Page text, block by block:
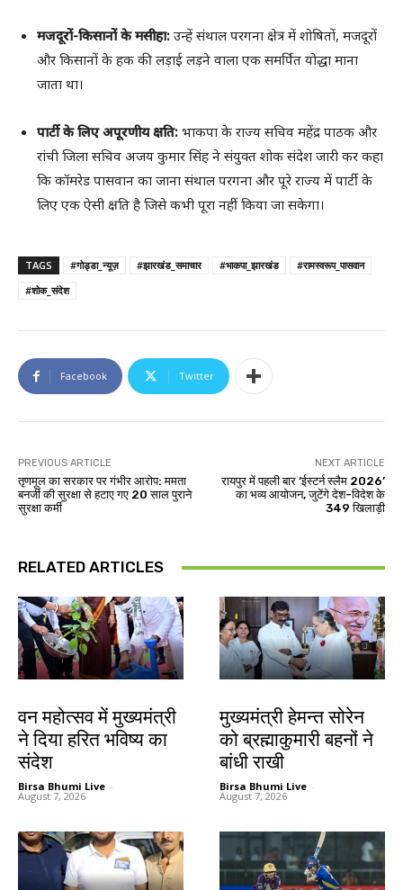
मजदूरों-किसानों के मसीहा: उन्हें संथाल परगना क्षेत्र में शोषितों, मजदूरों
और किसानों के हक की लड़ाई लड़ने वाला एक समर्पित योद्धा माना
जाता था।
पार्टी के लिए अपूरणीय क्षति: भाकपा के राज्य सचिव महेंद्र पाठक और
रांची जिला सचिव अजय कुमार सिंह ने संयुक्त शोक संदेश जारी कर कहा
कि कॉमरेड पासवान का जाना संथाल परगना और पूरे राज्य में पार्टी के
लिए एक ऐसी क्षति है जिसे कभी पूरा नहीं किया जा सकेगा।
TAGS #गोड्डा_न्यूज़ #झारखंड_समाचार #भाकपा_झारखंड
#रामस्वरूप_पासवान
#शोक_संदेश
Facebook Twitter
PREVIOUS ARTICLE
तृणमूल का सरकार पर गंभीर आरोप: ममता
बनर्जी की सुरक्षा से हटाए गए 20 साल पुराने
सुरक्षा कर्मी
NEXT ARTICLE
रायपुर में पहली बार ‘ईस्टर्न स्लैम 2026’
का भव्य आयोजन, जुटेंगे देश-विदेश के
349 खिलाड़ी
RELATED ARTICLES
वन महोत्सव में मुख्यमंत्री
ने दिया हरित भविष्य का
संदेश
Birsa Bhumi Live -
August 7, 2026
मुख्यमंत्री हेमन्त सोरेन
को ब्रह्माकुमारी बहनों ने
बांधी राखी
Birsa Bhumi Live -
August 7, 2026